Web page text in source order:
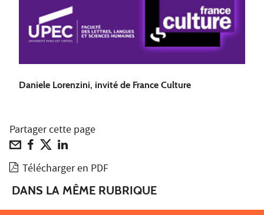
Daniele Lorenzini, invité de France Culture
Partager cette page
Télécharger en PDF
DANS LA MÊME RUBRIQUE